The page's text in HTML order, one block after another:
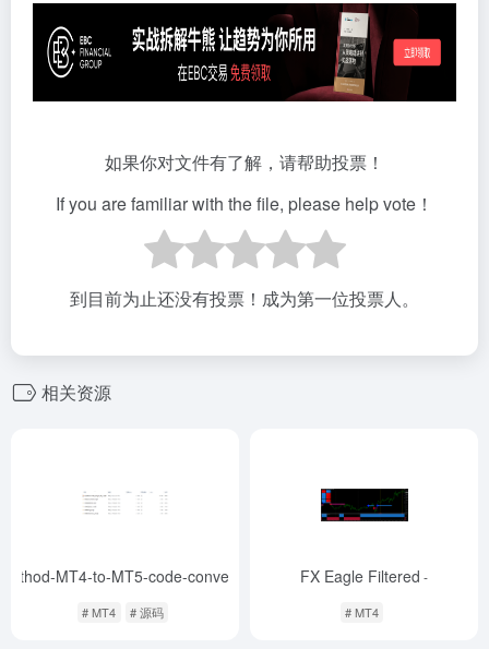
如果你对文件有了解，请帮助投票！
If you are familiar with the file, please help vote！
到目前为止还没有投票！成为第一位投票人。
相关资源
MT4-to-MT5-code-converter-Forex -
# MT4 # 源码
FX Eagle Filtered -
# MT4